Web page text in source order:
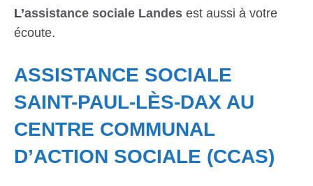
L’assistance sociale Landes est aussi à votre
écoute.
ASSISTANCE SOCIALE
SAINT-PAUL-LÈS-DAX AU
CENTRE COMMUNAL
D’ACTION SOCIALE (CCAS)